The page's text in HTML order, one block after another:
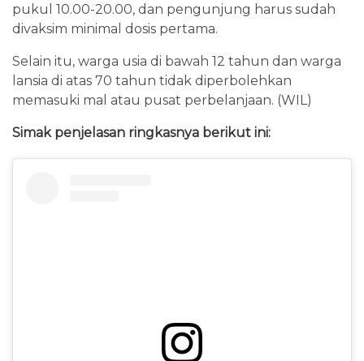
pukul 10.00-20.00, dan pengunjung harus sudah
divaksim minimal dosis pertama.
Selain itu, warga usia di bawah 12 tahun dan warga
lansia di atas 70 tahun tidak diperbolehkan
memasuki mal atau pusat perbelanjaan. (WIL)
Simak penjelasan ringkasnya berikut ini: